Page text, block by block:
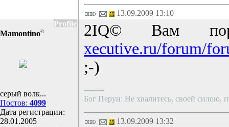
13.09.2009 13:10
Profile
Mamontino©
серый волк...
Постов: 4099
Дата регистрации:
28.01.2005
2IQ© Вам
xecutive.ru/forum/
;-)
--------
Бог Перун: Не хвалитесь, своей силою,
13.09.2009 13:32